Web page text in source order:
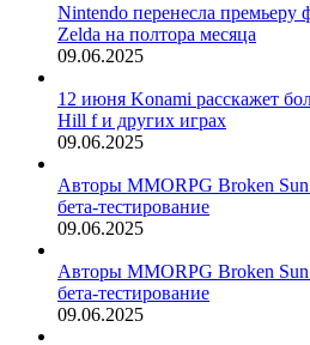
Nintendo перенесла премьеру
Zelda на полтора месяца
09.06.2025
12 июня Konami расскажет
Hill f и других играх
09.06.2025
Авторы MMORPG Broken
бета-тестирование
09.06.2025
Авторы MMORPG Broken
бета-тестирование
09.06.2025